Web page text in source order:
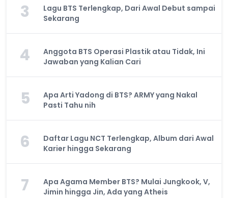
3
Lagu BTS Terlengkap, Dari Awal Debut sampai
Sekarang
4
Anggota BTS Operasi Plastik atau Tidak, Ini
Jawaban yang Kalian Cari
5
Apa Arti Yadong di BTS? ARMY yang Nakal
Pasti Tahu nih
6
Daftar Lagu NCT Terlengkap, Album dari Awal
Karier hingga Sekarang
7
Apa Agama Member BTS? Mulai Jungkook, V,
Jimin hingga Jin, Ada yang Atheis